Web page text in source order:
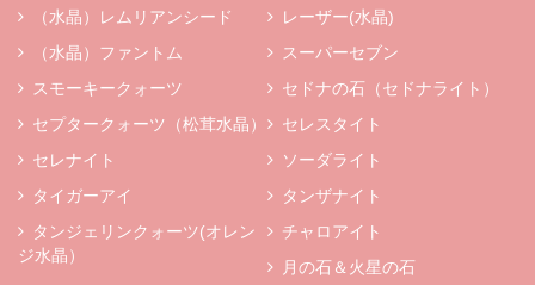
（水晶）レムリアンシード
レーザー(水晶)
（水晶）ファントム
スーパーセブン
スモーキークォーツ
セドナの石（セドナライト）
セプタークォーツ（松茸水晶）
セレスタイト
セレナイト
ソーダライト
タイガーアイ
タンザナイト
タンジェリンクォーツ(オレン
ジ水晶）
チャロアイト
月の石＆火星の石